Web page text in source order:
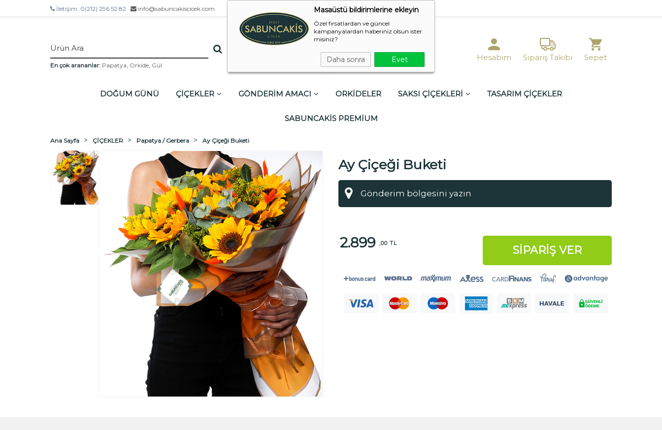
Masaüstü bildirimlerine ekleyin
Özel fırsatlardan ve güncel
kampanyalardan haberiniz olsun ister
misiniz?
Daha sonra Evet
İletişim :0(212) 296 52 82 info@sabuncakiscicek.com
En çok arananlar: Papatya, Orkide, Gül
Hesabım Sipariş Takibi Sepet
DOĞUM GÜNÜ ÇİÇEKLER GÖNDERİM AMACI ORKİDELER SAKSI ÇİÇEKLERİ TASARIM ÇİÇEKLER
SABUNCAKİS PREMİUM
Ana Sayfa ÇİÇEKLER Papatya / Gerbera Ay Çiçeği Buketi
Ay Çiçeği Buketi
2.899 ,00 TL
SİPARİŞ VER